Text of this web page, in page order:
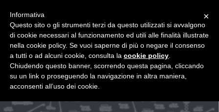
×
Informativa
Questo sito o gli strumenti terzi da questo utilizzati si avvalgono
di cookie necessari al funzionamento ed utili alle finalità illustrate
nella cookie policy. Se vuoi saperne di più o negare il consenso
a tutti o ad alcuni cookie, consulta la cookie policy
Chiudendo questo banner, scorrendo questa pagina, cliccando
su un link o proseguendo la navigazione in altra maniera,
acconsenti all’uso dei cookie.